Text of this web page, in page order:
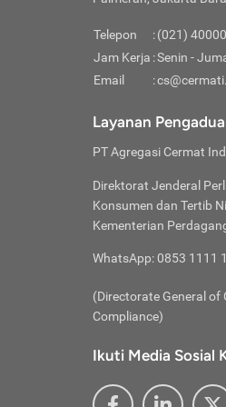
Telepon :(021)
Jam Kerja :Senin -
Email
:
Layanan
PT Agregasi Cermat
Direktorat Jenderal
Konsumen dan Tertib
Kementerian
WhatsApp: 0853 1111
(Directorate General of
Compliance)
Ikuti Media Sosial